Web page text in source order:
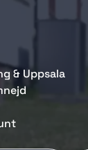
& Uppsala